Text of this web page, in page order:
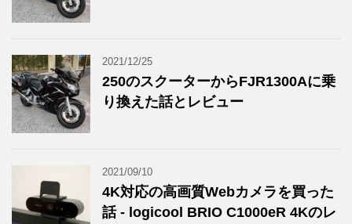
2021/12/25
250のスクーターからFJR1300Aに乗
り換えた話とレビュー
2021/09/10
4K対応の高画質Webカメラを買った
話 - logicool BRIO C1000eR 4Kのレ